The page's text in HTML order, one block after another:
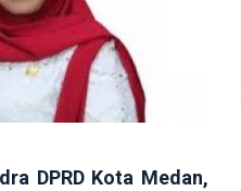
DPRD Kota Medan,